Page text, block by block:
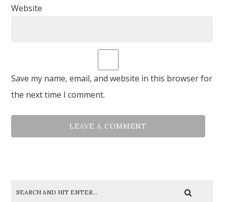
Website
Save my name, email, and website in this browser for
the next time I comment.